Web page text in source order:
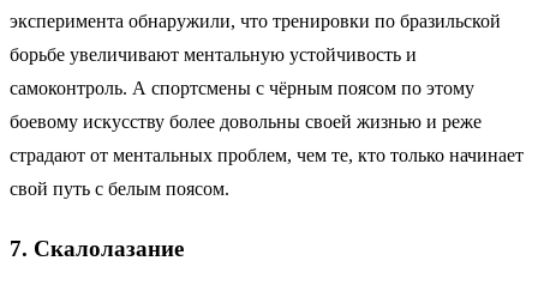
эксперимента обнаружили, что тренировки по бразильской
борьбе увеличивают ментальную устойчивость и
самоконтроль. А спортсмены с чёрным поясом по этому
боевому искусству более довольны своей жизнью и реже
страдают от ментальных проблем, чем те, кто только начинает
свой путь с белым поясом.
7. Скалолазание